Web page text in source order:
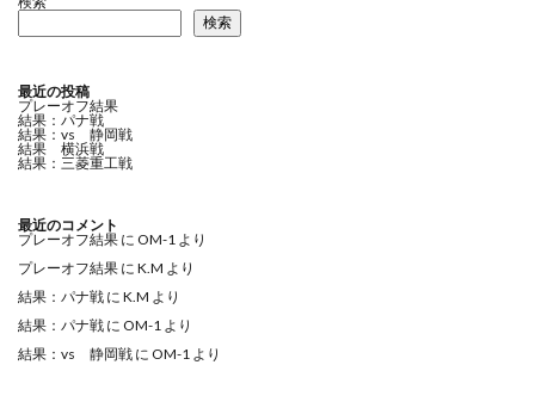
検索
最近の投稿
プレーオフ結果
結果：パナ戦
結果：vs 静岡戦
結果 横浜戦
結果：三菱重工戦
最近のコメント
プレーオフ結果 に OM-1 より
プレーオフ結果 に K.M より
結果：パナ戦 に K.M より
結果：パナ戦 に OM-1 より
結果：vs 静岡戦 に OM-1 より